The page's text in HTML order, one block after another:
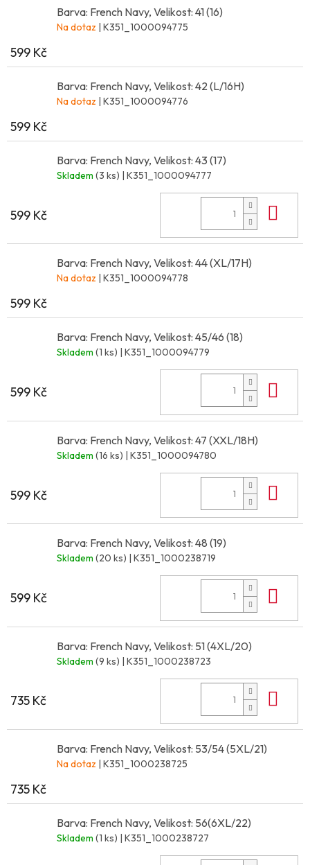
Barva: French Navy, Velikost: 41 (16)
Na dotaz | K351_1000094775
599 Kč
Barva: French Navy, Velikost: 42 (L/16H)
Na dotaz | K351_1000094776
599 Kč
Barva: French Navy, Velikost: 43 (17)
Skladem (3 ks) | K351_1000094777
599 Kč
Barva: French Navy, Velikost: 44 (XL/17H)
Na dotaz | K351_1000094778
599 Kč
Barva: French Navy, Velikost: 45/46 (18)
Skladem (1 ks) | K351_1000094779
599 Kč
Barva: French Navy, Velikost: 47 (XXL/18H)
Skladem (16 ks) | K351_1000094780
599 Kč
Barva: French Navy, Velikost: 48 (19)
Skladem (20 ks) | K351_1000238719
599 Kč
Barva: French Navy, Velikost: 51 (4XL/20)
Skladem (9 ks) | K351_1000238723
735 Kč
Barva: French Navy, Velikost: 53/54 (5XL/21)
Na dotaz | K351_1000238725
735 Kč
Barva: French Navy, Velikost: 56(6XL/22)
Skladem (1 ks) | K351_1000238727